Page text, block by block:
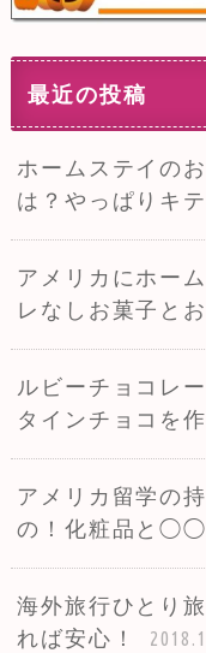
最近の投稿
ホームステイの
は？やっぱりキ
アメリカにホー
レなしお菓子と
ルビーチョコレ
タインチョコを
アメリカ留学の
の！化粧品と◯◯
海外旅行ひとり
れば安心！